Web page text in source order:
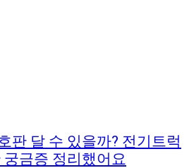
판 달 수 있을까? 전기트럭
금증 정리했어요